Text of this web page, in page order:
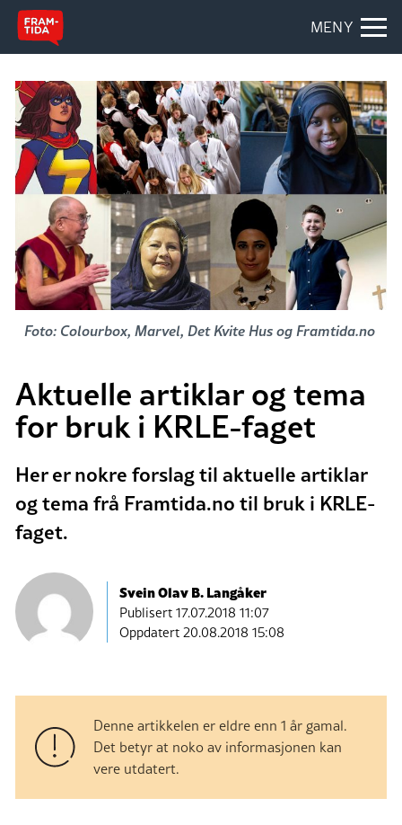
MENY
Foto: Colourbox, Marvel, Det Kvite Hus og Framtida.no
Aktuelle artiklar og tema
for bruk i KRLE-faget
Her er nokre forslag til aktuelle artiklar
og tema frå Framtida.no til bruk i KRLE-
faget.
Svein Olav B. Langåker
Publisert17.07.2018 11:07
Oppdatert 20.08.2018 15:08
Denne artikkelen er eldre enn 1 år gamal.
Det betyr at noko av informasjonen kan
vere utdatert.